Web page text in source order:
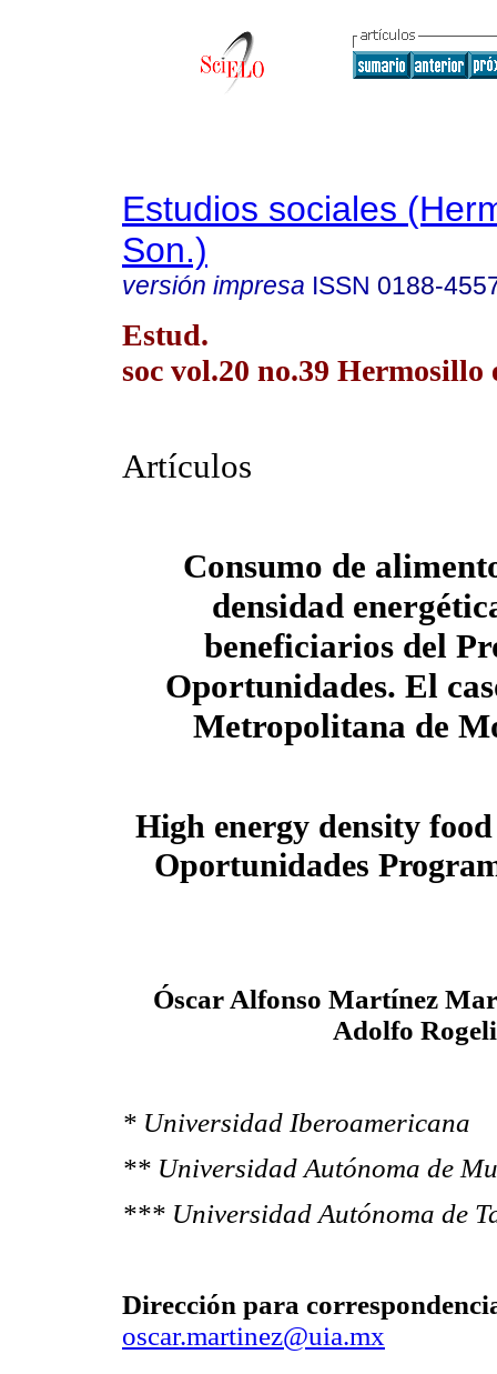
Estudios sociales
Son.)
versión impresa ISSN 0188-
Estud.
soc vol.20 no.39 Hermosillo
Artículos
Consumo de
densidad
beneficiarios del
Oportunidades. El
Metropolitana de
High energy density
Oportunidades
Óscar Alfonso Martínez
Adolfo
* Universidad Iberoamericana
** Universidad Autónoma de
*** Universidad Autónoma de
Dirección para
oscar.martinez@uia.mx